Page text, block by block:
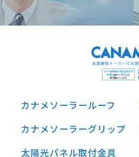
カナメソーラールーフ
カナメソーラーグリップ
太陽光パネル取付金具